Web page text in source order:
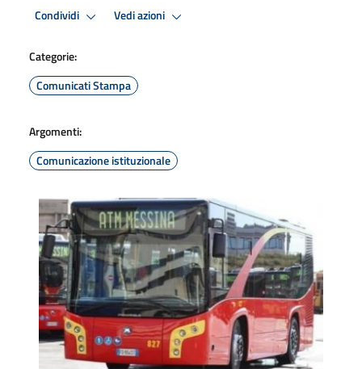
Condividi Vedi azioni
Categorie:
Comunicati Stampa
Argomenti:
Comunicazione istituzionale